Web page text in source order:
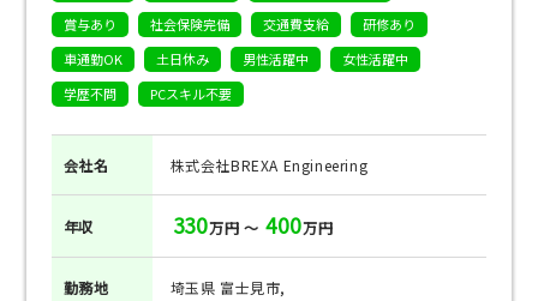
賞与あり
社会保険完備 交通費支給
研修あり
車通勤OK
土日休み 男性活躍中
女性活躍中
学歴不問
PCスキル不要
会社名 株式会社BREXA Engineering
年収 330万円 ～ 400万円
勤務地 埼玉県 富士見市,